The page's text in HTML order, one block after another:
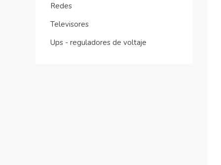
Redes
Televisores
Ups - reguladores de voltaje